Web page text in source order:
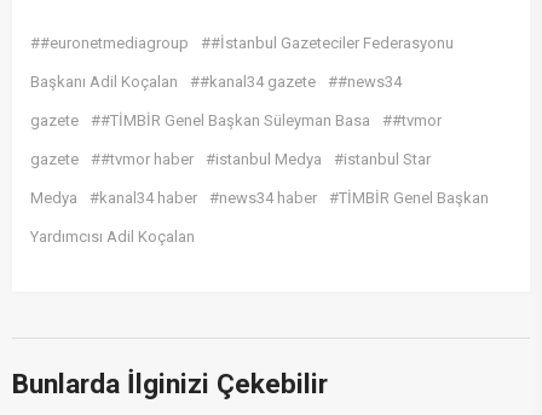
##euronetmediagroup ##İstanbul Gazeteciler Federasyonu
Başkanı Adil Koçalan ##kanal34 gazete ##news34
gazete ##TİMBİR Genel Başkan Süleyman Basa ##tvmor
gazete ##tvmor haber #istanbul Medya #istanbul Star
Medya #kanal34 haber #news34 haber #TİMBİR Genel Başkan
Yardımcısı Adil Koçalan
Bunlarda İlginizi Çekebilir